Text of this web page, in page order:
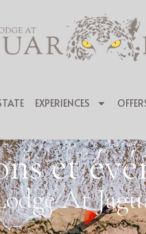
EXPERIENCES
et
At